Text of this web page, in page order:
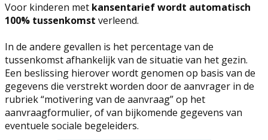
Voor kinderen met kansentarief wordt automatisch
100% tussenkomst verleend.
In de andere gevallen is het percentage van de
tussenkomst afhankelijk van de situatie van het gezin.
Een beslissing hierover wordt genomen op basis van de
gegevens die verstrekt worden door de aanvrager in de
rubriek “motivering van de aanvraag” op het
aanvraagformulier, of van bijkomende gegevens van
eventuele sociale begeleiders.